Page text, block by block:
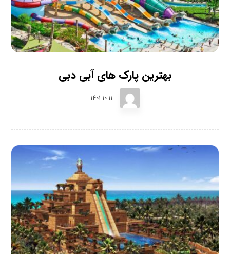
بهترین پارک های آبی دبی
1401-10-11